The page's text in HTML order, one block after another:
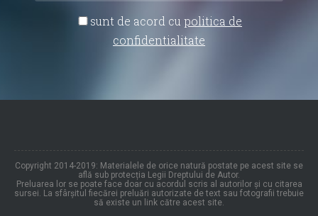
sunt de acord cu politica de
confidentialitate
Copyright 2014-2019: Materialele de orice natură postate pe acest site se
află sub protecția Legii Dreptului de Autor.
Preluarea lor se poate face doar cu acordul scris al autorilor și cu citarea
sursei. La sfârșitul fiecărei preluări autorizate de text sau fotografii trebuie
să existe un link către acest site.